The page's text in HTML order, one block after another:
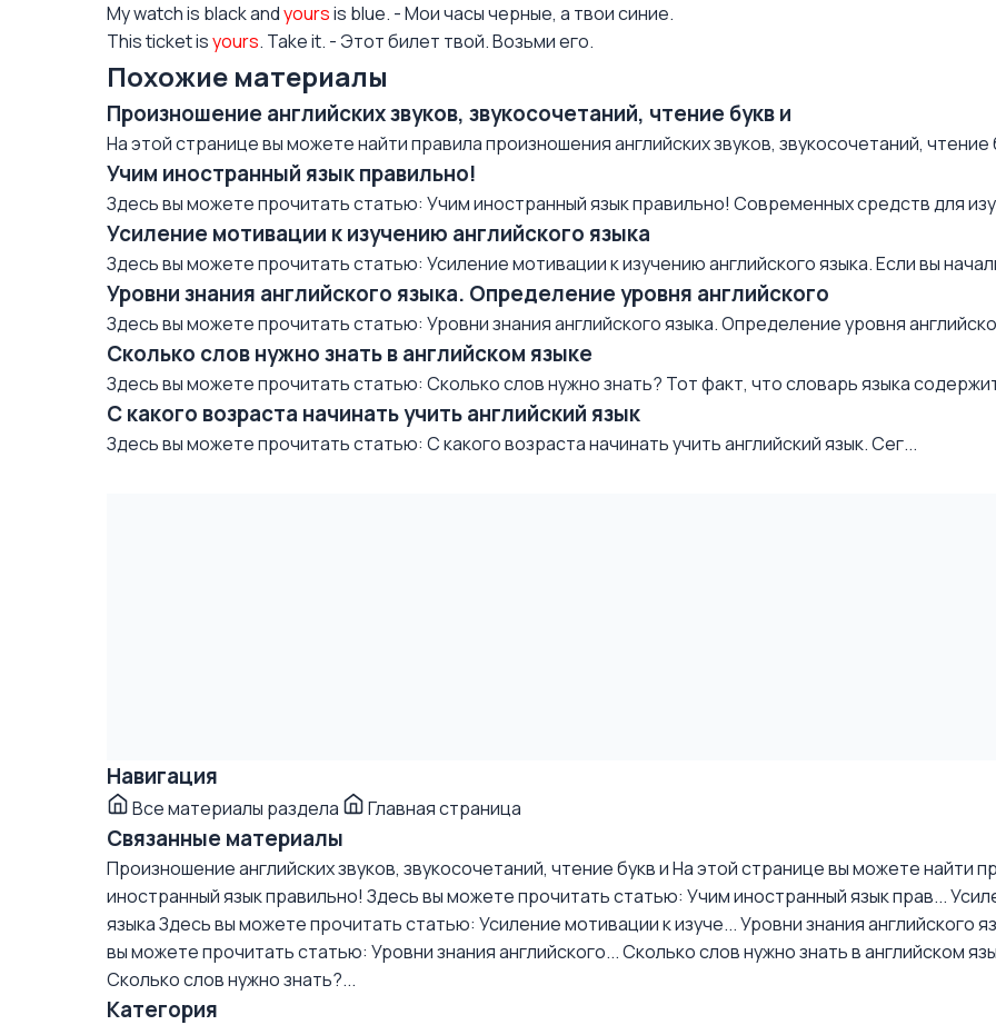
My watch is black andyoursis blue. - Мои часы черные, а твои синие.
This ticket isyours. Take it. - Этот билет твой. Возьми его.
Похожие материалы
Произношение английских звуков, звукосочетаний, чтение букв и
На этой странице вы можете найти правила произношения английских звуков, звукосочетаний, чтение
Учим иностранный язык правильно!
Здесь вы можете прочитать статью: Учим иностранный язык правильно! Современных средств для
Усиление мотивации к изучению английского языка
Здесь вы можете прочитать статью: Усиление мотивации к изучению английского языка. Если вы
Уровни знания английского языка. Определение уровня английского
Здесь вы можете прочитать статью: Уровни знания английского языка. Определение уровня
Сколько слов нужно знать в английском языке
Здесь вы можете прочитать статью: Сколько слов нужно знать? Тот факт, что словарь языка
С какого возраста начинать учить английский язык
Здесь вы можете прочитать статью: С какого возраста начинать учить английский язык. Сег...
Навигация
Все материалы раздела Главная страница
Связанные материалы
Произношение английских звуков, звукосочетаний, чтение букв иНа этой странице вы можете найти
иностранный язык правильно! Здесь вы можете прочитать статью: Учим иностранный язык прав...
языкаЗдесь вы можете прочитать статью: Усиление мотивации к изуче...Уровни знания английского
вы можете прочитать статью: Уровни знания английского...Сколько слов нужно знать в английском
Сколько слов нужно знать?...
Категория